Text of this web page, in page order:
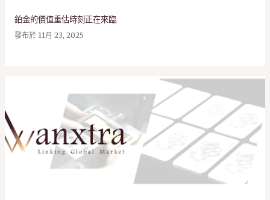
鉑金的價值重估時刻正在來臨
發布於 11月 23, 2025